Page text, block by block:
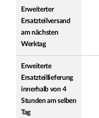
Erweiterter
Ersatzteilversand
am nächsten
Werktag
Erweiterte
Ersatzteillieferung
innerhalb von 4
Stunden am selben
Tag